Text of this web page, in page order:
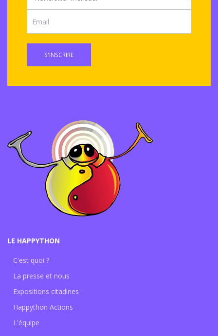
S'INSCRIRE
LE HAPPYTHON
C'est quoi ?
La presse et nous
Expositions citadines
Happython Actions
L'équipe